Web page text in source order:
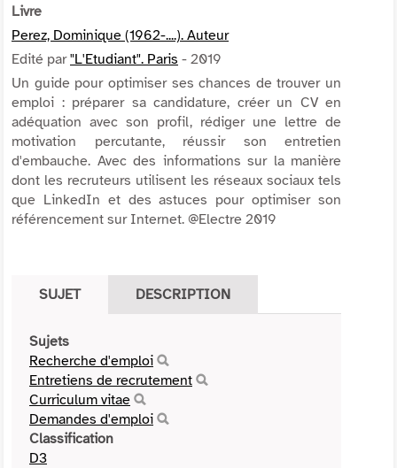
Livre
Perez, Dominique (1962-....). Auteur
Edité par"L'Etudiant". Paris - 2019
Un guide pour optimiser ses chances de trouver un
emploi : préparer sa candidature, créer un CV en
adéquation avec son profil, rédiger une lettre de
motivation percutante, réussir son entretien
d'embauche. Avec des informations sur la manière
dont les recruteurs utilisent les réseaux sociaux tels
que LinkedIn et des astuces pour optimiser son
référencement sur Internet. @Electre 2019
SUJET DESCRIPTION
Sujets
Recherche d'emploi
Entretiens de recrutement
Curriculum vitae
Demandes d'emploi
Classification
D3